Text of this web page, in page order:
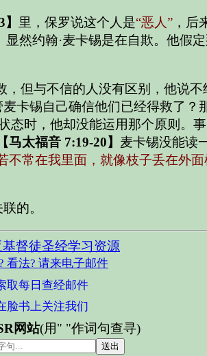
里，保罗说这个人是“恶人” ，后
显然约翰·麦卡锡是在自欺。他假
但与不信的人没有区别，他说
卡锡自己确信他们已经得救了？
态时，他却没能运用那个原则。
【马太福音 7:19-20】 麦卡锡没能读
不常在我里面，就像枝子丢在外
的。
基督徒圣经学习资源
看法? 请来电子邮件
取每日查经邮件
脸书上关注我们
网站(用" "作词句查寻)